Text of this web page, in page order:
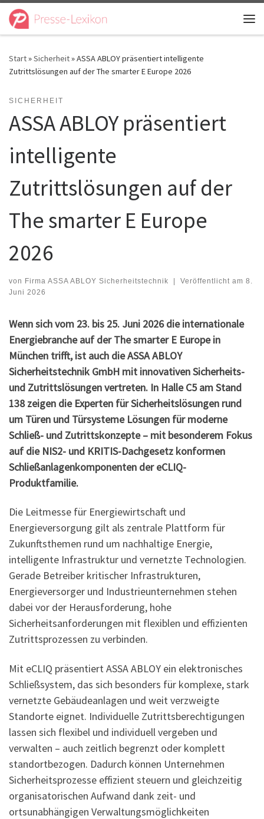
Zum Inhalt springen
Start»Sicherheit»ASSA ABLOY präsentiert intelligente
Zutrittslösungen auf der The smarter E Europe 2026
SICHERHEIT
ASSA ABLOY präsentiert
intelligente
Zutrittslösungen auf der
The smarter E Europe
2026
von Firma ASSA ABLOY Sicherheitstechnik | Veröffentlicht am 8.
Juni 2026
Wenn sich vom 23. bis 25. Juni 2026 die internationale
Energiebranche auf der The smarter E Europe in
München trifft, ist auch die ASSA ABLOY
Sicherheitstechnik GmbH mit innovativen Sicherheits-
und Zutrittslösungen vertreten. In Halle C5 am Stand
138 zeigen die Experten für Sicherheitslösungen rund
um Türen und Türsysteme Lösungen für moderne
Schließ- und Zutrittskonzepte – mit besonderem Fokus
auf die NIS2- und KRITIS-Dachgesetz konformen
Schließanlagenkomponenten der eCLIQ-
Produktfamilie.
Die Leitmesse für Energiewirtschaft und
Energieversorgung gilt als zentrale Plattform für
Zukunftsthemen rund um nachhaltige Energie,
intelligente Infrastruktur und vernetzte Technologien.
Gerade Betreiber kritischer Infrastrukturen,
Energieversorger und Industrieunternehmen stehen
dabei vor der Herausforderung, hohe
Sicherheitsanforderungen mit flexiblen und effizienten
Zutrittsprozessen zu verbinden.
Mit eCLIQ präsentiert ASSA ABLOY ein elektronisches
Schließsystem, das sich besonders für komplexe, stark
vernetzte Gebäudeanlagen und weit verzweigte
Standorte eignet. Individuelle Zutrittsberechtigungen
lassen sich flexibel und individuell vergeben und
verwalten – auch zeitlich begrenzt oder komplett
standortbezogen. Dadurch können Unternehmen
Sicherheitsprozesse effizient steuern und gleichzeitig
organisatorischen Aufwand dank zeit- und
ortsunabhängigen Verwaltungsmöglichkeiten